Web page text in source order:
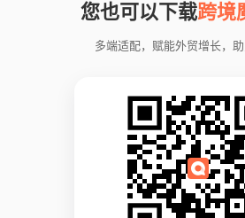
您也可以下载跨境
多端适配，赋能外贸增长，